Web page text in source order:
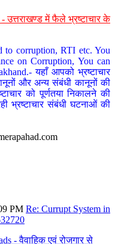
उत्तराखण्ड में फैले भ्रष्टाचार के
to corruption, RTI etc. You
on Corruption, You can
यहाँ आपको भ्रष्टाचार
और अन्य संबंधी कानूनों की
को पूर्णतया निकालने की
भ्रष्टाचार संबंधी घटनाओं की
PM Re: Currupt System in
- वैवाहिक एवं रोजगार से